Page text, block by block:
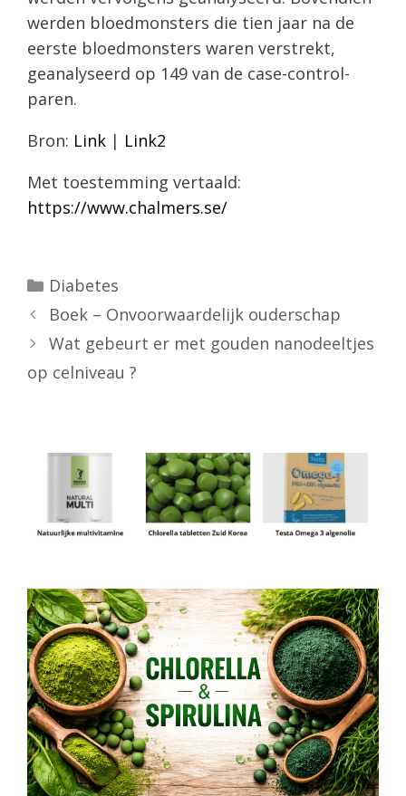
werden bloedmonsters die tien jaar na de
eerste bloedmonsters waren verstrekt,
geanalyseerd op 149 van de case-control-
paren.
Bron: Link | Link2
Met toestemming vertaald:
https://www.chalmers.se/
Categorieën
Diabetes
Boek – Onvoorwaardelijk ouderschap
Wat gebeurt er met gouden nanodeeltjes
op celniveau ?